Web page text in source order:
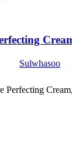
Sulwhasoo
Perfecting